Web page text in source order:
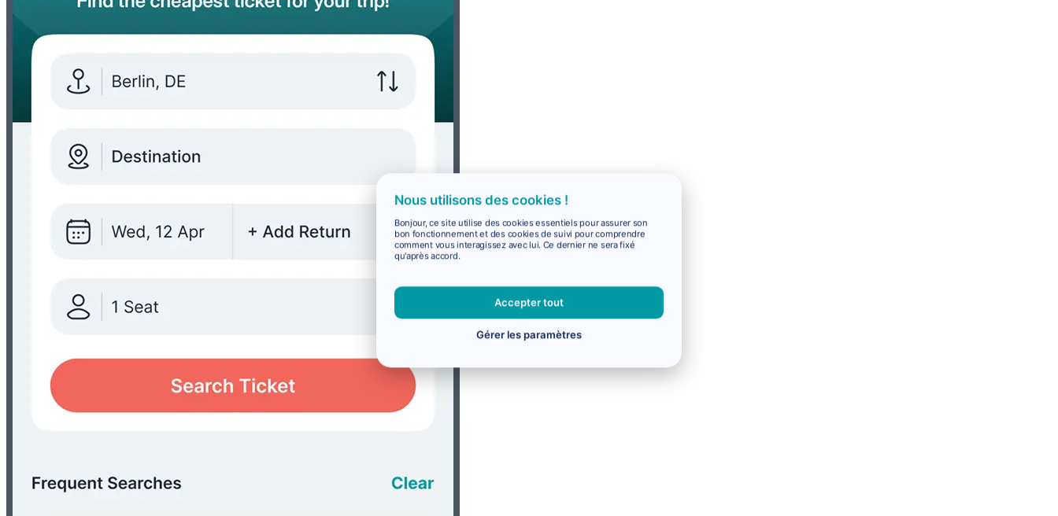
Nous utilisons des cookies !
Bonjour, ce site utilise des cookies essentiels pour assurer son
bon fonctionnement et des cookies de suivi pour comprendre
comment vous interagissez avec lui. Ce dernier ne sera fixé
qu'après accord.
Accepter tout
Gérer les paramètres